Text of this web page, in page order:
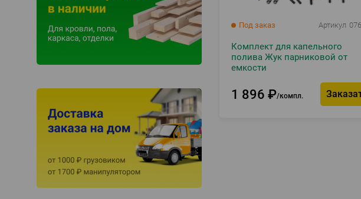
Под заказ Артикул
Комплект для капельного
полива Жук парниковой от
емкости
1 896 ₽ компл.